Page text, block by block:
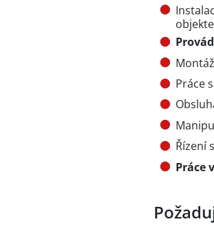
Práce
Řízení
Práce